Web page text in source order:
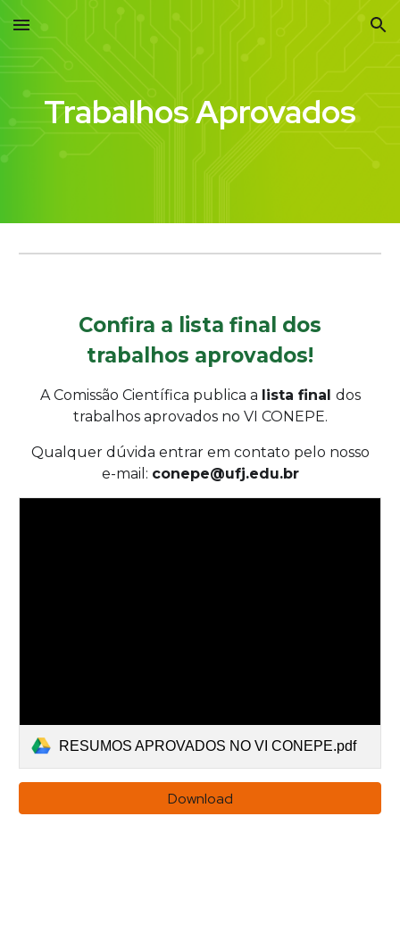
Skip to main content Skip to navigation
Trabalhos Aprovados
Confira a lista final dos
trabalhos aprovados!
A Comissão Científica publica a lista final dos
trabalhos aprovados no VI CONEPE.
Qualquer dúvida entrar em contato pelo nosso
e-mail: conepe@ufj.edu.br
RESUMOS APROVADOS NO VI CONEPE.pdf
Download